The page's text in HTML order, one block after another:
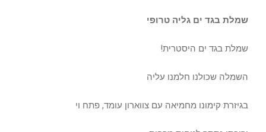
שמלת בגד ים גליה טרופי
שמלת בגד ים היסטרית!
השמלה שכולנו חלמנו עליה
בגיזרת קימונו מחמיאה עם צווארון עומד, פתח וי